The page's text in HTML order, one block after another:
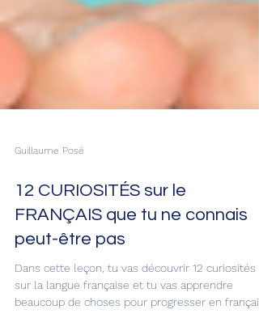
Guillaume Posé
12 CURIOSITÉS sur le
FRANÇAIS que tu ne connais
peut-être pas
Dans cette leçon, tu vas découvrir 12 curiosités